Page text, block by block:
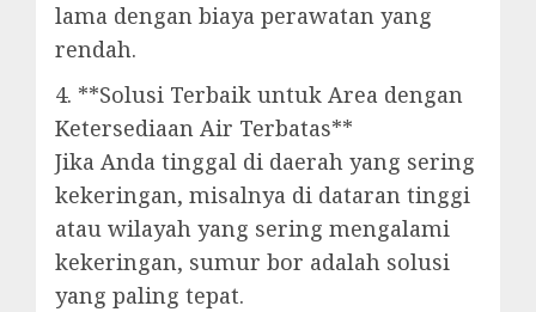
lama dengan biaya perawatan yang
rendah.
4. **Solusi Terbaik untuk Area dengan
Ketersediaan Air Terbatas**
Jika Anda tinggal di daerah yang sering
kekeringan, misalnya di dataran tinggi
atau wilayah yang sering mengalami
kekeringan, sumur bor adalah solusi
yang paling tepat.